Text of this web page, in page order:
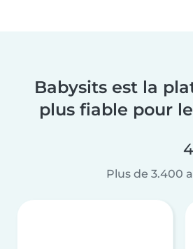
Babysits est la
plus fiable pour
Plus de 3.400